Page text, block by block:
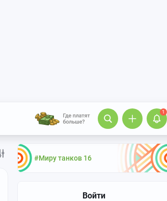
1
#Миру танков 16
Войти